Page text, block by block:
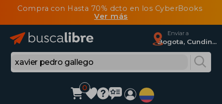
Compra con Hasta 70% dcto en los CyberBooks
Ver más
Enviar a
Bogota, Cundinamarca
0